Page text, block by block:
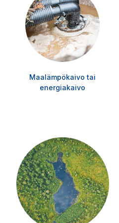
Maalämpökaivo tai
energiakaivo